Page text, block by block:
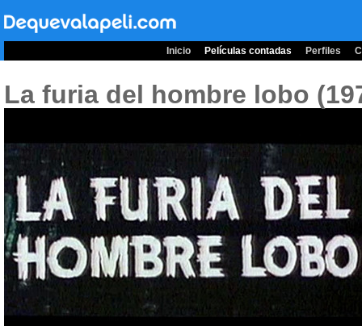
Inicio Películas contadas Perfiles
La furia del hombre lobo